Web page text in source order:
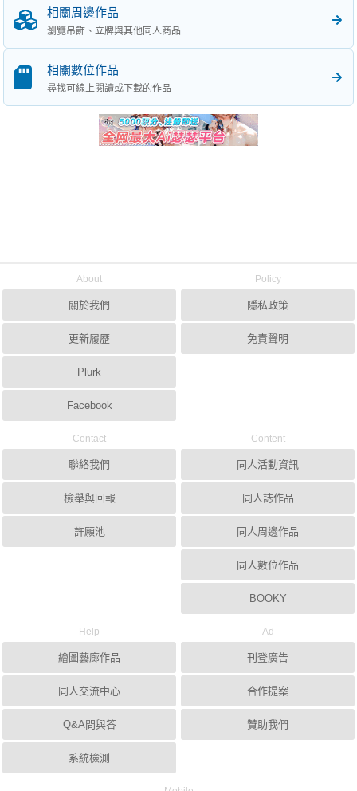
相關周邊作品
瀏覽吊飾、立牌與其他同人商品
相關數位作品
尋找可線上閱讀或下載的作品
About
關於我們
更新履歷
Plurk
Facebook
Policy
隱私政策
免責聲明
Contact
聯絡我們
檢舉與回報
許願池
Content
同人活動資訊
同人誌作品
同人周邊作品
同人數位作品
BOOKY
Help
繪圖藝廊作品
同人交流中心
Q&A問與答
系統檢測
Ad
刊登廣告
合作提案
贊助我們